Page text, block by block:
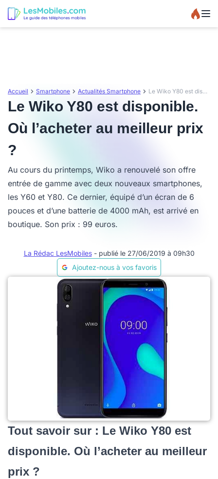
Accueil Smartphone Actualités Smartphone Le Wiko Y80 est disponible. Où l’acheter au meilleur prix ?
Le Wiko Y80 est disponible.
Où l’acheter au meilleur prix
?
Au cours du printemps, Wiko a renouvelé son offre
entrée de gamme avec deux nouveaux smartphones,
les Y60 et Y80. Ce dernier, équipé d’un écran de 6
pouces et d’une batterie de 4000 mAh, est arrivé en
boutique. Son prix : 99 euros.
La Rédac LesMobiles - publié le 27/06/2019 à 09h30
Ajoutez-nous à vos favoris
Tout savoir sur : Le Wiko Y80 est
disponible. Où l’acheter au meilleur
prix ?